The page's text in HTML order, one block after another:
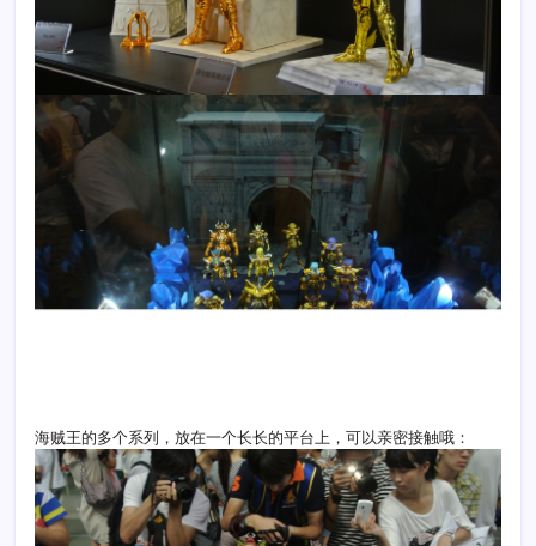
海贼王的多个系列，放在一个长长的平台上，可以亲密接触哦：